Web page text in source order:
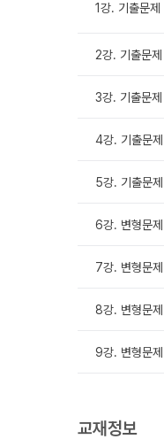
1강. 기출문
2강. 기출문
3강. 기출문
4강. 기출문
5강. 기출문
6강. 변형문
7강. 변형문
8강. 변형문
9강. 변형문
교재정보